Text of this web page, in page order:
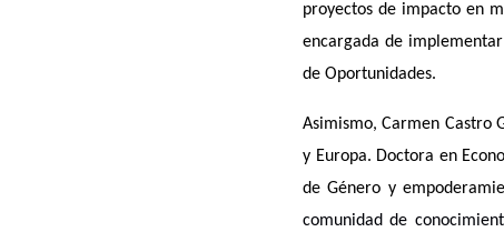
proyectos de impacto en
encargada de
de Oportunidades.
Asimismo, Carmen Castro
y Europa. Doctora en
de Género y
comunidad de